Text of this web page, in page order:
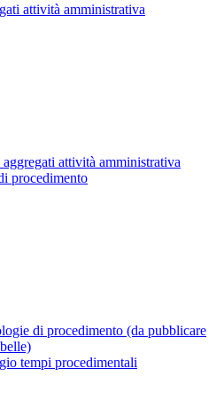
attività amministrativa
attività amministrativa
procedimento
di procedimento (da pubblicare
tempi procedimentali